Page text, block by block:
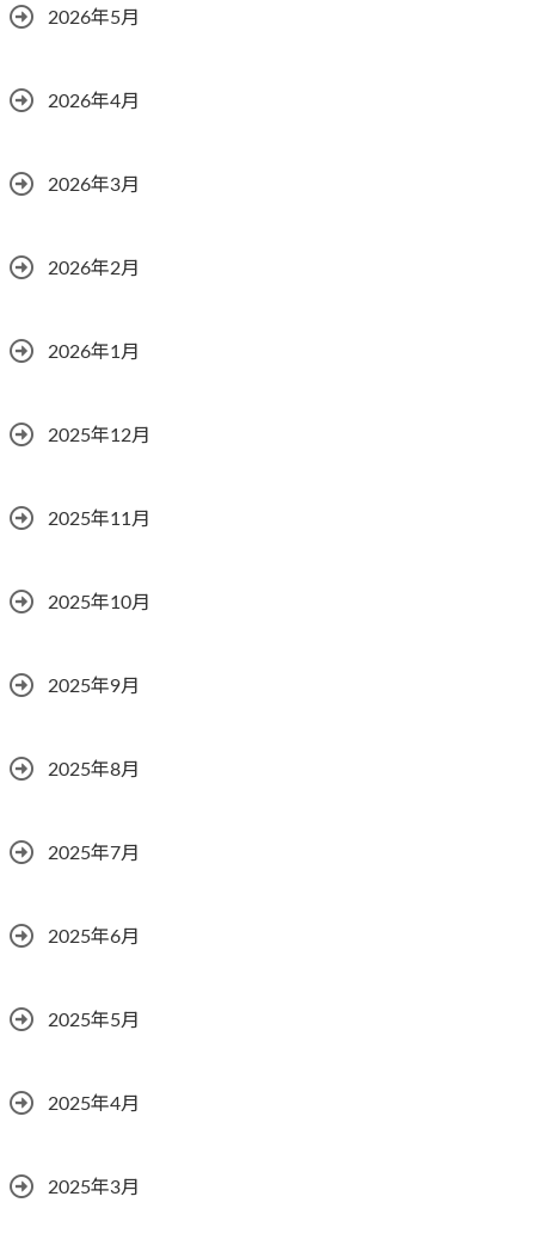
2026年5月
2026年4月
2026年3月
2026年2月
2026年1月
2025年12月
2025年11月
2025年10月
2025年9月
2025年8月
2025年7月
2025年6月
2025年5月
2025年4月
2025年3月